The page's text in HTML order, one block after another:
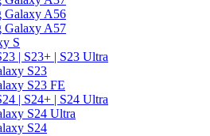
Galaxy A56
Galaxy A57
S
| S23+ | S23 Ultra
S23
S23 FE
| S24+ | S24 Ultra
S24 Ultra
S24